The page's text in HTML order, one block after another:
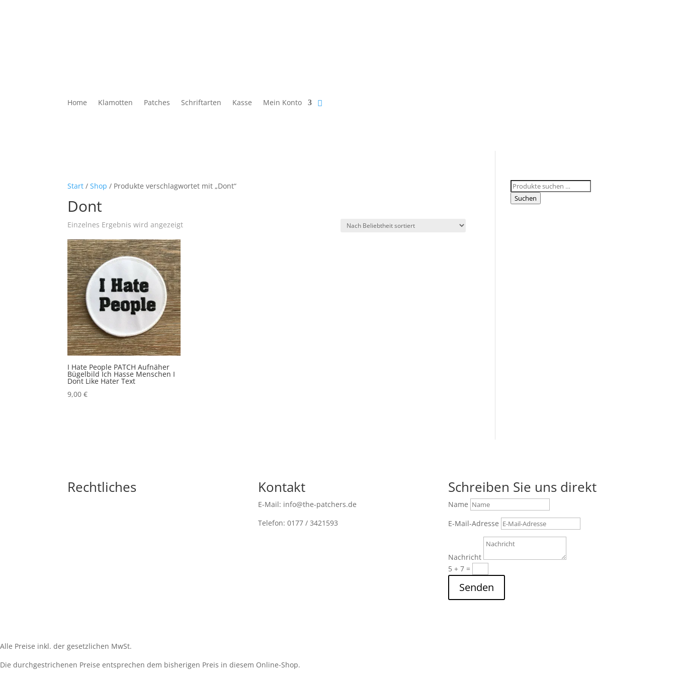
Home Klamotten Patches Schriftarten Kasse Mein Konto
Start /Shop / Produkte verschlagwortet mit „Dont“
Dont
Einzelnes Ergebnis wird angezeigt
I Hate People PATCH Aufnäher
Bügelbild Ich Hasse Menschen I
Dont Like Hater Text
9,00€
Suchen
nach:
Suchen
Rechtliches Kontakt
E-Mail: info@the-patchers.de
Telefon: 0177 / 3421593
Schreiben Sie uns direkt
Name
E-Mail-Adresse
Nachricht
5 + 7=
Senden
Alle Preise inkl. der gesetzlichen MwSt.
Die durchgestrichenen Preise entsprechen dem bisherigen Preis in diesem Online-Shop.